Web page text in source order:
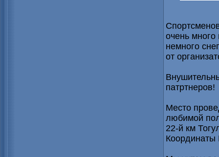
очень
немного
от
патртнеров!
Место
любимой
22-й км
Координаты